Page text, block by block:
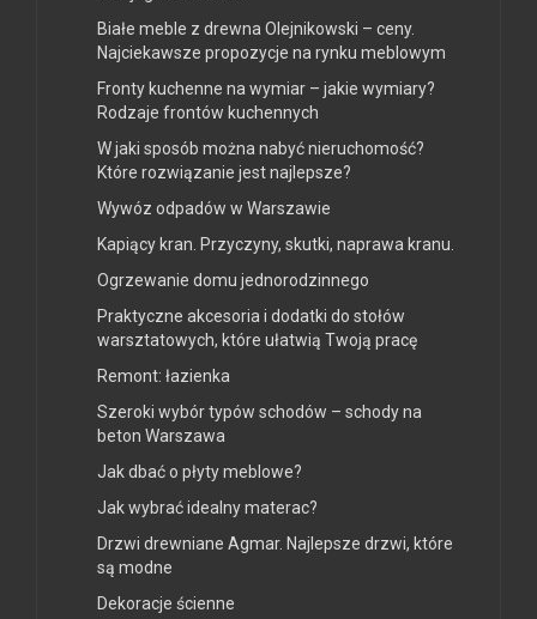
Białe meble z drewna Olejnikowski – ceny.
Najciekawsze propozycje na rynku meblowym
Fronty kuchenne na wymiar – jakie wymiary?
Rodzaje frontów kuchennych
W jaki sposób można nabyć nieruchomość?
Które rozwiązanie jest najlepsze?
Wywóz odpadów w Warszawie
Kapiący kran. Przyczyny, skutki, naprawa kranu.
Ogrzewanie domu jednorodzinnego
Praktyczne akcesoria i dodatki do stołów
warsztatowych, które ułatwią Twoją pracę
Remont: łazienka
Szeroki wybór typów schodów – schody na
beton Warszawa
Jak dbać o płyty meblowe?
Jak wybrać idealny materac?
Drzwi drewniane Agmar. Najlepsze drzwi, które
są modne
Dekoracje ścienne